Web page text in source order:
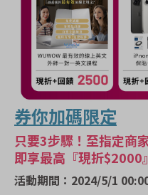
券你加碼限定
只要3步驟！至指定商
即享最高『現折$2000
活動期間：2024/5/1